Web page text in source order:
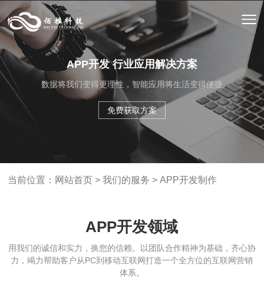
APP开发 行业应用解决方案
数据将我们变得更理性，智能应用将生活变得便捷
免费获取方案
当前位置： 网站首页 >我们的服务 >APP开发制作
APP开发领域
用我们的诚信和实力，换您的信赖。以团队合作精神为基础，齐心协
力，竭力帮助客户从PC到移动互联网打造一个全方位的互联网营销
体系。